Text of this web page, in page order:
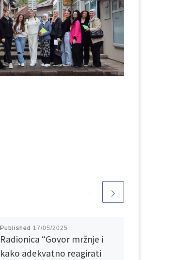
Published 17/05/2025
Radionica “Govor mržnje i
kako adekvatno reagirati